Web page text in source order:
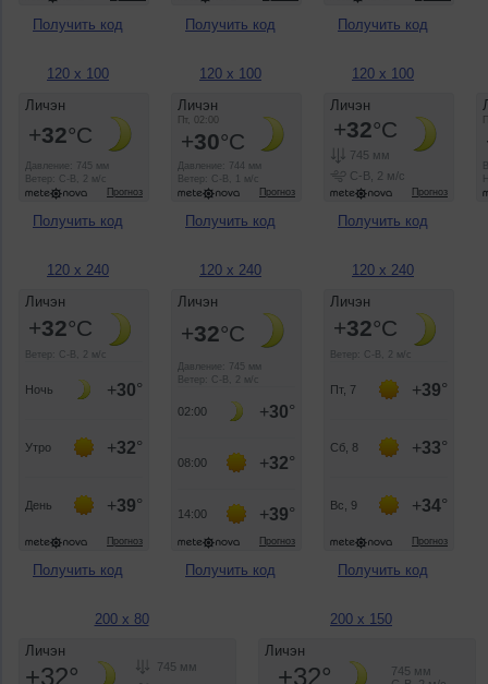
Получить код Получить код Получить код
120 x 100
Получить код
120 x 100
Получить код
120 x 100
Получить код
120 x 240
Получить код
120 x 240
Получить код
120 x 240
Получить код
200 x 80 200 x 150